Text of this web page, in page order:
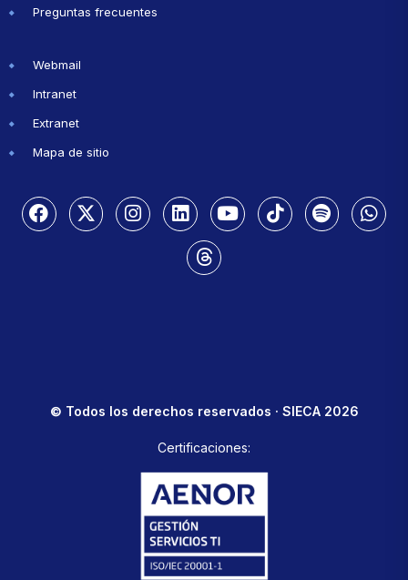
Preguntas frecuentes
Webmail
Intranet
Extranet
Mapa de sitio
© Todos los derechos reservados · SIECA 2026
Certificaciones: